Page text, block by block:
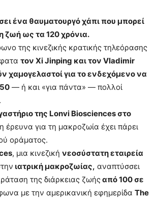
ένα θαυματουργό χάπι που μπορεί
ζωή ως τα 120 χρόνια.
της κινεζικής κρατικής τηλεόρασης
τον Xi Jinping και τον Vladimir
χαμογελαστοί για το ενδεχόμενο να
— ή και «για πάντα» — πολλοί
της Lonvi Biosciences στο
έρευνα για τη μακροζωία έχει πάρει
οράματος.
, μια κινεζική νεοσύστατη εταιρεία
ιατρική μακροζωίας, αναπτύσσει
της διάρκειας ζωήςαπό 100 σε
με την αμερικανική εφημερίδα The